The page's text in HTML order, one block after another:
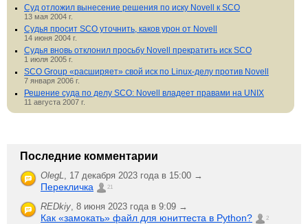
Суд отложил вынесение решения по иску Novell к SCO
13 мая 2004 г.
Судья просит SCO уточнить, каков урон от Novell
14 июня 2004 г.
Судья вновь отклонил просьбу Novell прекратить иск SCO
1 июля 2005 г.
SCO Group «расширяет» свой иск по Linux-делу против Novell
7 января 2006 г.
Решение суда по делу SCO: Novell владеет правами на UNIX
11 августа 2007 г.
Последние комментарии
OlegL, 17 декабря 2023 года в 15:00 →
Перекличка 21
REDkiy, 8 июня 2023 года в 9:09 →
Как «замокать» файл для юниттеста в Python? 2